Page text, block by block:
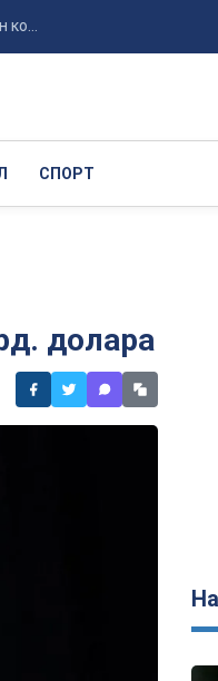
Италия разби
СПОРТ
долара